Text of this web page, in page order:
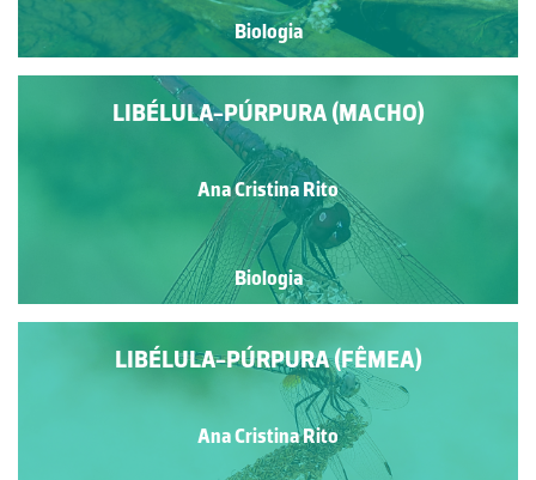
Biologia
LIBÉLULA-PÚRPURA (MACHO)
Ana Cristina Rito
Biologia
LIBÉLULA-PÚRPURA (FÊMEA)
Ana Cristina Rito